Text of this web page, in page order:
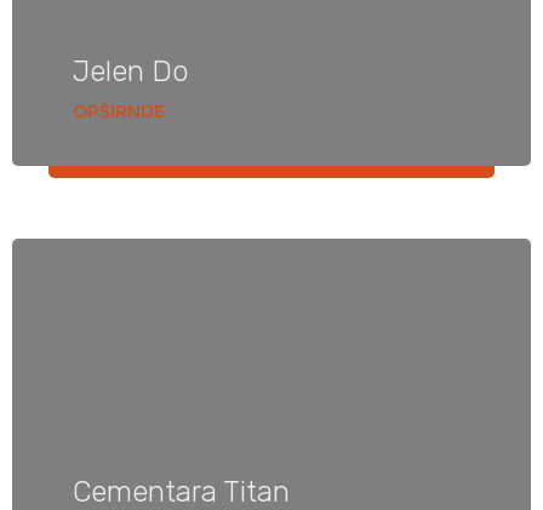
Jelen Do
OPŠIRNIJE
Cementara Titan